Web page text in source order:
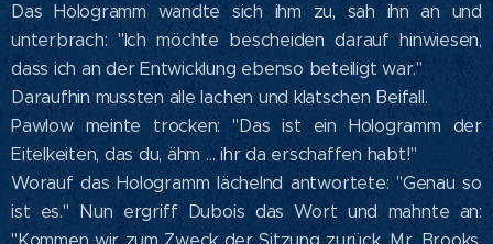
Das Hologramm wandte sich ihm zu, sah ihn an und
unterbrach: "Ich möchte bescheiden darauf hinwiesen,
dass ich an der Entwicklung ebenso beteiligt war."
Daraufhin mussten alle lachen und klatschen Beifall.
Pawlow meinte trocken: "Das ist ein Hologramm der
Eitelkeiten, das du, ähm ... ihr da erschaffen habt!"
Worauf das Hologramm lächelnd antwortete: "Genau so
ist es." Nun ergriff Dubois das Wort und mahnte an: